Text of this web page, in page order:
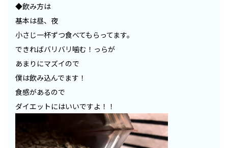
◆飲み方は
基本は昼、夜
小さじ一杯ずつ食べてもらってます。
できればバリバリ噛む！っらが
あまりにマズイので
僕は飲み込んでます！
食感があるので
ダイエットにはいいですよ！！